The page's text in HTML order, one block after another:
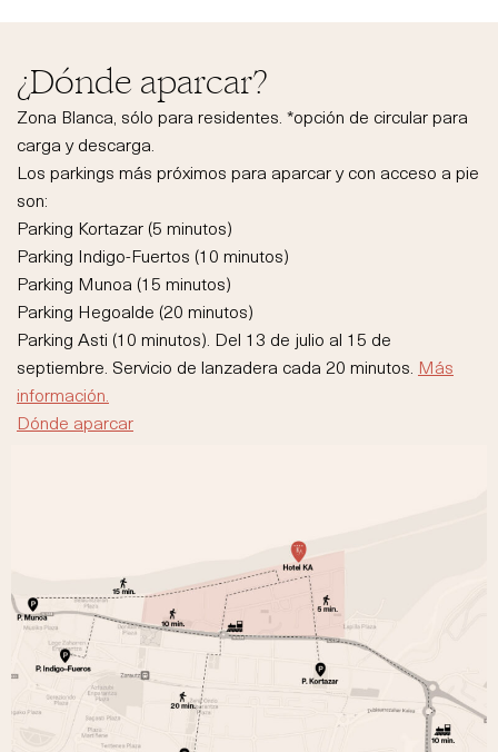
¿Dónde aparcar?
Zona Blanca, sólo para residentes. *opción de circular para
carga y descarga.
Los parkings más próximos para aparcar y con acceso a pie
son:
Parking Kortazar (5 minutos)
Parking Indigo-Fuertos (10 minutos)
Parking Munoa (15 minutos)
Parking Hegoalde (20 minutos)
Parking Asti (10 minutos). Del 13 de julio al 15 de
septiembre. Servicio de lanzadera cada 20 minutos. Más
información.
Dónde aparcar